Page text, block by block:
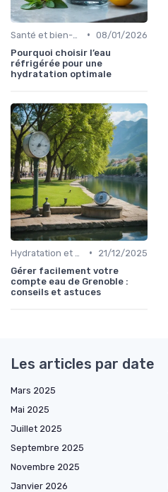
• 08/01/2026
Pourquoi choisir l’eau
réfrigérée pour une
hydratation optimale
•
21/12/2025
Gérer facilement votre
compte eau de Grenoble :
conseils et astuces
Les articles par date
Mars 2025
Mai 2025
Juillet 2025
Septembre 2025
Novembre 2025
Janvier 2026